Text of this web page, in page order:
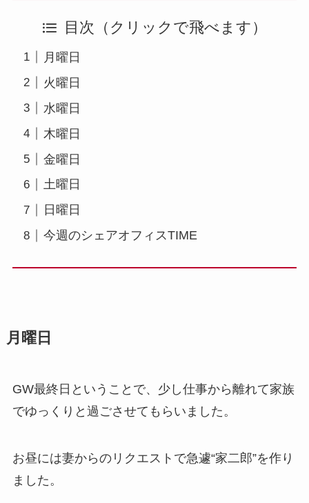
目次（クリックで飛べます）
月曜日
火曜日
水曜日
木曜日
金曜日
土曜日
日曜日
今週のシェアオフィスTIME
月曜日
GW最終日ということで、少し仕事から離れて家族
でゆっくりと過ごさせてもらいました。
お昼には妻からのリクエストで急遽“家二郎”を作り
ました。